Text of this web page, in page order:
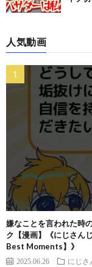
人気動画
嫌なことを言われた時
ク【漫画】《にじさん
Best Moments】》
2025.06.26 にじさ